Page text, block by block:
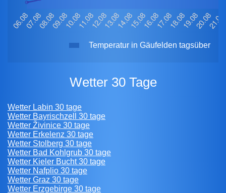
Temperatur in Gäufelden tagsüber
Wetter 30 Tage
Wetter Labin 30 tage
Wetter Bayrischzell 30 tage
Wetter Živinice 30 tage
Wetter Erkelenz 30 tage
Wetter Stolberg 30 tage
Wetter Bad Kohlgrub 30 tage
Wetter Kieler Bucht 30 tage
Wetter Nafplio 30 tage
Wetter Graz 30 tage
Wetter Erzgebirge 30 tage